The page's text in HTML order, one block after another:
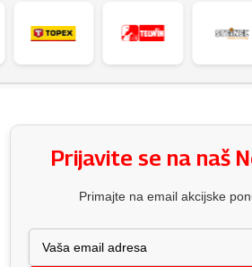
Prijavite se na naš
Primajte na email akcijske